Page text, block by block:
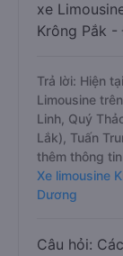
xe
Krông Pắk -
Trả lời: Hiện
Limousine
Linh, Quý
Lắk), Tuấn
thêm thông
Xe limousine
Dương
Câu hỏi: